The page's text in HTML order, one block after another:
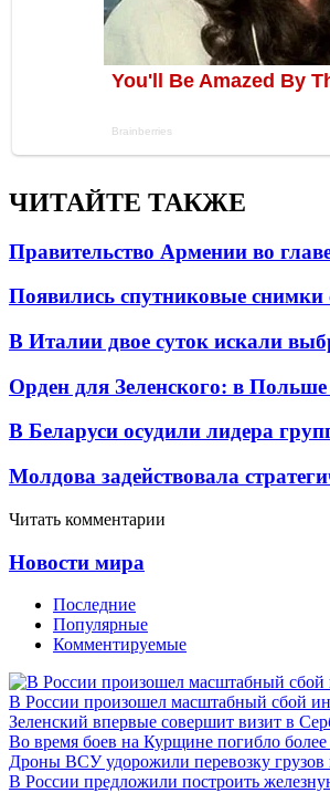
ЧИТАЙТЕ ТАКЖЕ
Правительство Армении во
Появились спутниковые снимки
В Италии двое суток искали
Орден для Зеленского: в
В Беларуси осудили лидера
Молдова задействовала
Читать комментарии
Новости мира
Последние
Популярные
Комментируемые
В России произошел масштабный сбой
Зеленский впервые совершит визит в
Во время боев на Курщине погибло
Дроны ВСУ удорожили перевозку
В России предложили построить